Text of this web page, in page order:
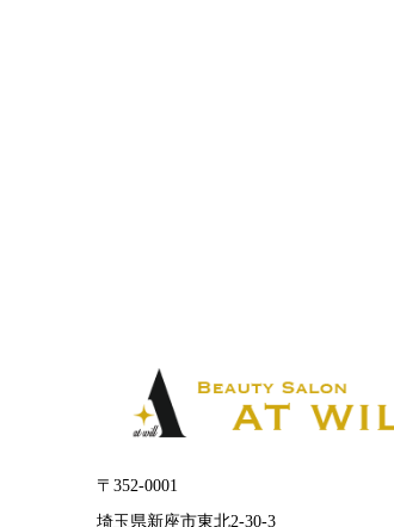
〒352-0001
埼玉県新座市東北2-30-3